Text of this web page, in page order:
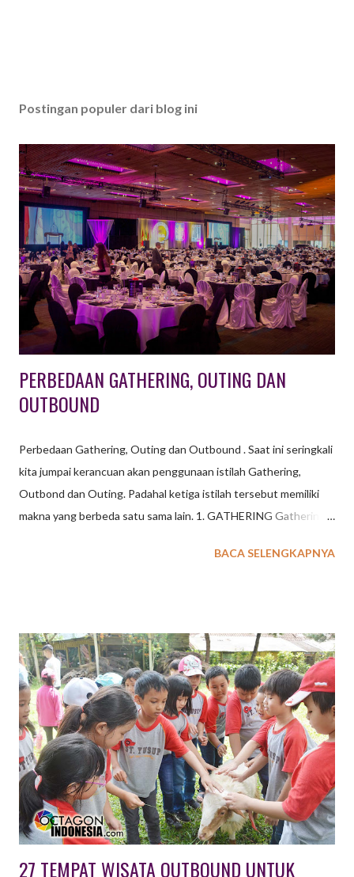
Postingan populer dari blog ini
PERBEDAAN GATHERING, OUTING DAN
OUTBOUND
Perbedaan Gathering, Outing dan Outbound . Saat ini seringkali
kita jumpai kerancuan akan penggunaan istilah Gathering,
Outbond dan Outing. Padahal ketiga istilah tersebut memiliki
makna yang berbeda satu sama lain. 1. GATHERING Gathering
sekolah ataupun perusahaan yang diadakan pada waktu
Kegiatan ini secara fisik, pikiran, dan emosional tidak terlalu
berat. Lebih dominan kepada unsur hiburan. Seperti misalnya
bersama-sama berkunjung ke wahana wisata tertentu, makan
bersama ditambah dengan hiburan musik, artis, ataupun
permainan yang menyenangkan, dan lain sebagainya. Aktivitas
yang dilakukan lebih tertuju pada aspek menyenangkan
sehingga tidak membutuhkan persiapan khusus. Dilingkup
perusahaan, gathering biasanya dibedakan lagi menjadi
Employee Gatheri...
BACA SELENGKAPNYA
27 TEMPAT WISATA OUTBOUND UNTUK